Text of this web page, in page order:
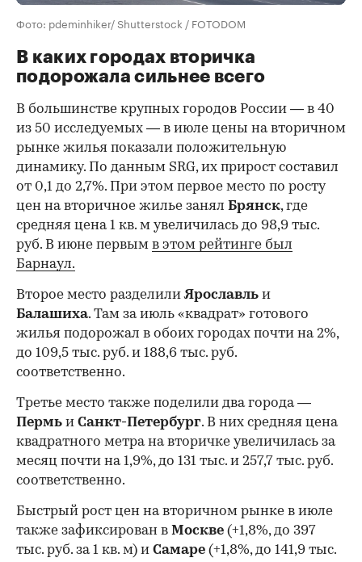
Фото: pdeminhiker/ Shutterstock / FOTODOM
В каких городах вторичка
подорожала сильнее всего
В большинстве крупных городов России — в 40
из 50 исследуемых — в июле цены на вторичном
рынке жилья показали положительную
динамику. По данным SRG, их прирост составил
от 0,1 до 2,7%. При этом первое место по росту
цен на вторичное жилье занял Брянск, где
средняя цена 1 кв. м увеличилась до 98,9 тыс.
руб. В июне первым в этом рейтинге был
Барнаул.
Второе место разделилиЯрославль и
Балашиха. Там за июль «квадрат» готового
жилья подорожал в обоих городах почти на 2%,
до 109,5 тыс. руб. и 188,6 тыс. руб.
соответственно.
Третье место также поделили два города —
Пермь и Санкт-Петербург. В них средняя цена
квадратного метра на вторичке увеличилась за
месяц почти на 1,9%, до 131 тыс. и 257,7 тыс. руб.
соответственно.
Быстрый рост цен на вторичном рынке в июле
также зафиксирован в Москве (+1,8%, до 397
тыс. руб. за 1 кв. м) и Самаре (+1,8%, до 141,9 тыс.